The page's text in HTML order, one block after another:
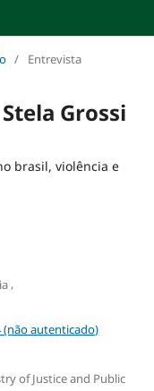
/ Entrevista
Grossi
brasil, violência e
,
(não autenticado)
of Justice and Public